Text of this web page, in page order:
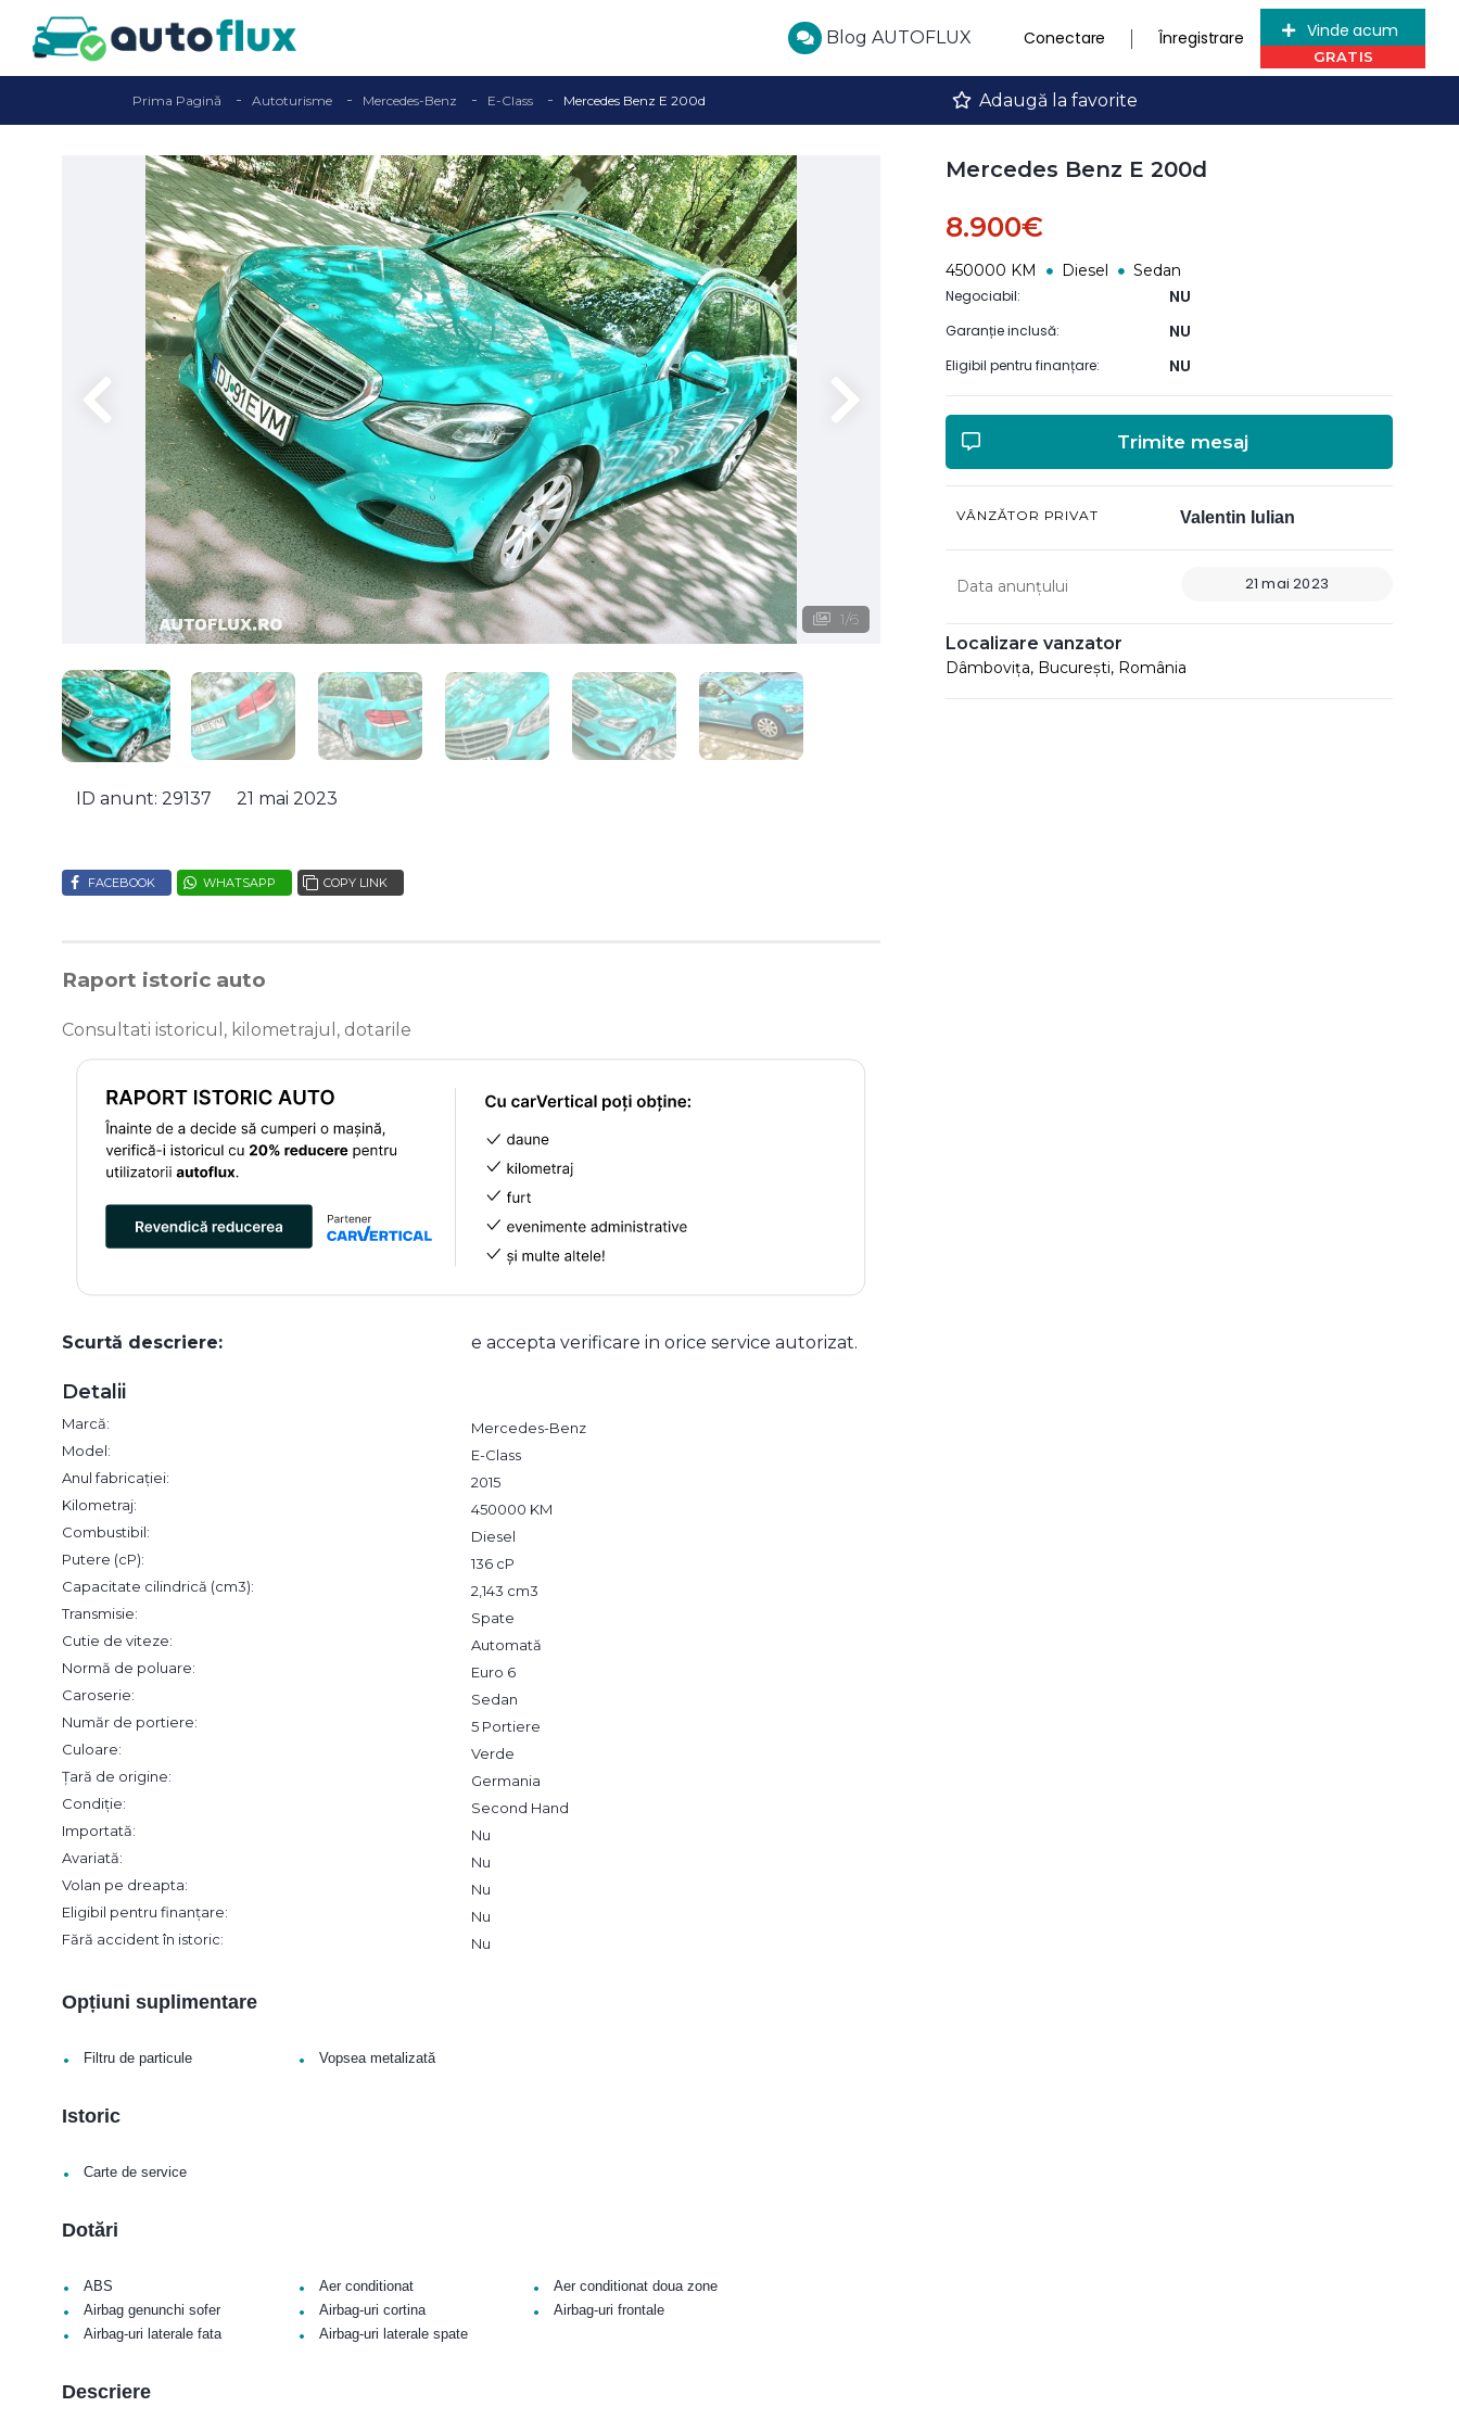
Blog AUTOFLUX Conectare Înregistrare Vinde acum
Prima Pagină Autoturisme Mercedes-Benz E-Class Mercedes Benz E 200d Adaugă la favorite
1/6
ID anunt: 29137 21 mai 2023
FACEBOOK WHATSAPP COPY LINK
Raport istoric auto
Consultati istoricul, kilometrajul, dotarile
Scurtă descriere: e accepta verificare in orice service autorizat.
Detalii
Marcă:
Mercedes-Benz
Model:
E-Class
Anul fabricației:
2015
Kilometraj:
450000 KM
Combustibil:
Diesel
Putere (cP):
136 cP
Capacitate cilindrică (cm3):
2,143 cm3
Transmisie:
Spate
Cutie de viteze:
Automată
Normă de poluare:
Euro 6
Caroserie:
Sedan
Număr de portiere:
5 Portiere
Culoare:
Verde
Țară de origine:
Germania
Condiție:
Second Hand
Importată:
Nu
Avariată:
Nu
Volan pe dreapta:
Nu
Eligibil pentru finanțare:
Nu
Fără accident în istoric:
Nu
Opțiuni suplimentare
• Filtru de particule • Vopsea metalizată
Istoric
• Carte de service
Dotări
• ABS • Aer conditionat • Aer conditionat doua zone
• Airbag genunchi sofer • Airbag-uri cortina • Airbag-uri frontale
• Airbag-uri laterale fata • Airbag-uri laterale spate
Descriere
Mercedes Benz E 200d
8.900€
450000 KM Diesel Sedan
Negociabil: NU
Garanție inclusă: NU
Eligibil pentru finanțare: NU
Trimite mesaj
VÂNZĂTOR PRIVAT Valentin Iulian
Data anunțului 21 mai 2023
Localizare vanzator
Dâmbovița, București, România